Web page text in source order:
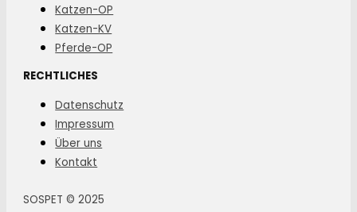
Katzen-OP
Katzen-KV
Pferde-OP
RECHTLICHES
Datenschutz
Impressum
Über uns
Kontakt
SOSPET © 2025